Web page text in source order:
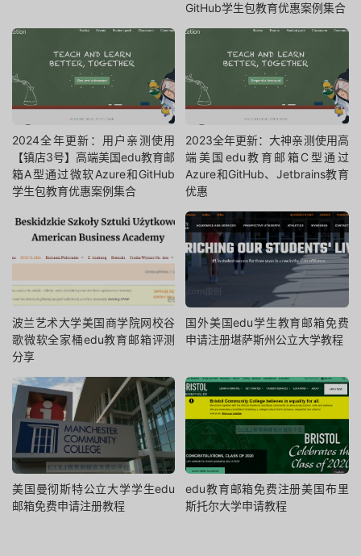
GitHub学生包教育优惠案例集合
2024全年更新：用户亲测使用
【镇店3号】高端美国edu教育邮
箱A型通过微软Azure和GitHub
学生包教育优惠案例集合
2023全年更新：大神亲测使用高
端美国edu教育邮箱C型通过
Azure和GitHub、Jetbrains教育
优惠
波兰艺术大学美国商学院网校谷
歌微软全家桶edu教育邮箱评测
分享
国外美国edu学生教育邮箱免费
申请注册堪萨斯州公立大学教程
美国曼彻斯特公立大学学生edu
邮箱免费申请注册教程
edu教育邮箱免费注册美国布里
斯托尔大学申请教程